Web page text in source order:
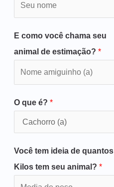
E como você chama seu
animal de estimação? *
O que é? *
Você tem ideia de quantos
Kilos tem seu animal? *